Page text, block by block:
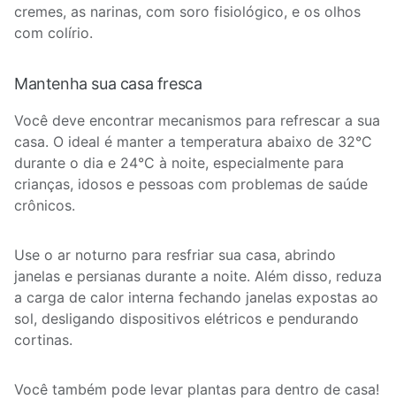
cremes, as narinas, com soro fisiológico, e os olhos
com colírio.
Mantenha sua casa fresca
Você deve encontrar mecanismos para refrescar a sua
casa. O ideal é manter a temperatura abaixo de 32°C
durante o dia e 24°C à noite, especialmente para
crianças, idosos e pessoas com problemas de saúde
crônicos.
Use o ar noturno para resfriar sua casa, abrindo
janelas e persianas durante a noite. Além disso, reduza
a carga de calor interna fechando janelas expostas ao
sol, desligando dispositivos elétricos e pendurando
cortinas.
Você também pode levar plantas para dentro de casa!